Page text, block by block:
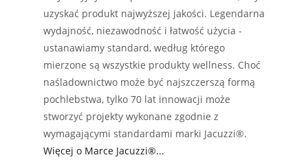
uzyskać produkt najwyższej jakości. Legendarna
wydajność, niezawodność i łatwość użycia -
ustanawiamy standard, według którego
mierzone są wszystkie produkty wellness. Choć
naśladownictwo może być najszczerszą formą
pochlebstwa, tylko 70 lat innowacji może
stworzyć projekty wykonane zgodnie z
wymagającymi standardami marki Jacuzzi®.
Więcej o Marce Jacuzzi®...